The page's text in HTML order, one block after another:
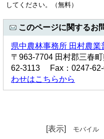
してください。（無料）
このページに関するお
県中農林事務所 田村農業
〒963-7704 田村郡三春
62-3113 Fax：0247-
わせはこちらから
[表示] モバイル